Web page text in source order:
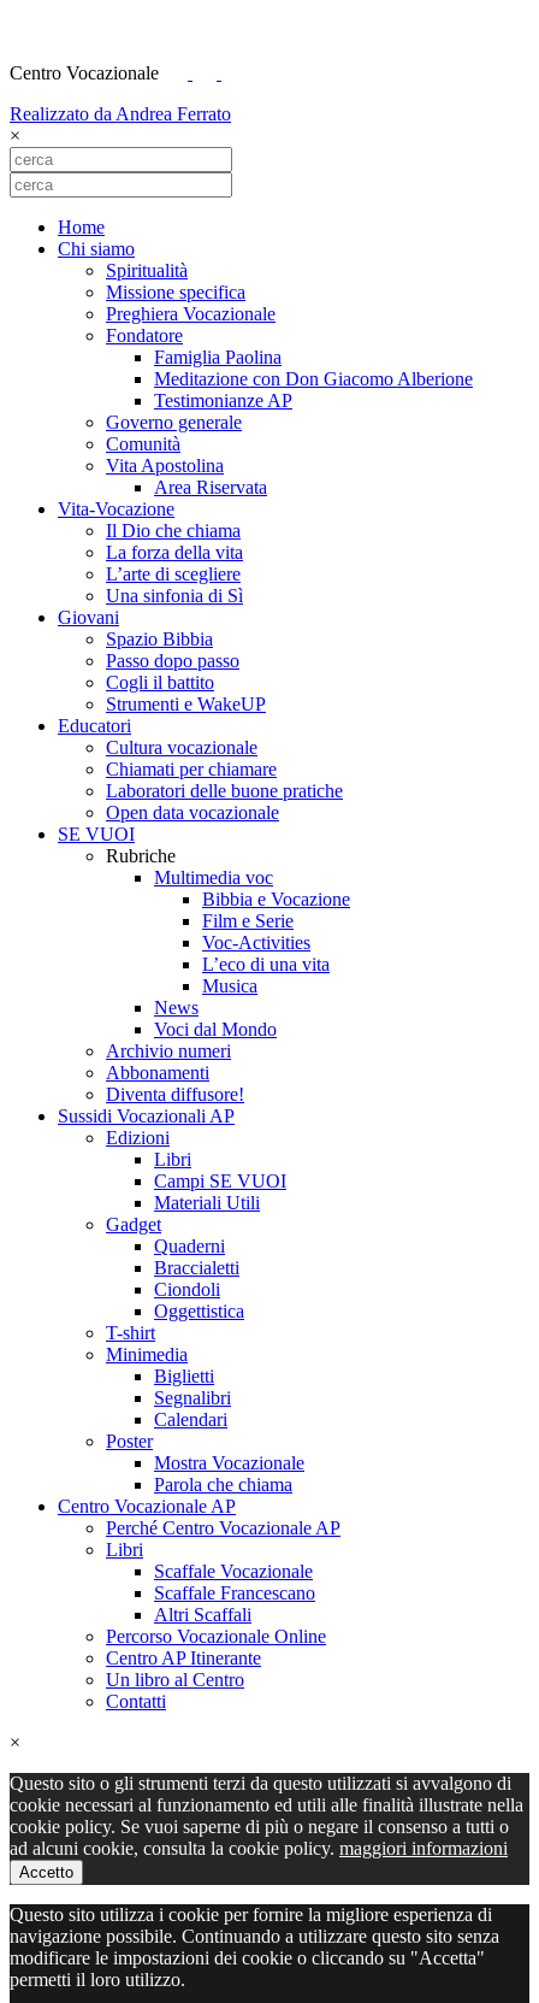
Centro Vocazionale
Realizzato da Andrea Ferrato
×
Home
Chi siamo
Spiritualità
Missione specifica
Preghiera Vocazionale
Fondatore
Famiglia Paolina
Meditazione con Don Giacomo Alberione
Testimonianze AP
Governo generale
Comunità
Vita Apostolina
Area Riservata
Vita-Vocazione
Il Dio che chiama
La forza della vita
L’arte di scegliere
Una sinfonia di Sì
Giovani
Spazio Bibbia
Passo dopo passo
Cogli il battito
Strumenti e WakeUP
Educatori
Cultura vocazionale
Chiamati per chiamare
Laboratori delle buone pratiche
Open data vocazionale
SE VUOI
Rubriche
Multimedia voc
Bibbia e Vocazione
Film e Serie
Voc-Activities
L’eco di una vita
Musica
News
Voci dal Mondo
Archivio numeri
Abbonamenti
Diventa diffusore!
Sussidi Vocazionali AP
Edizioni
Libri
Campi SE VUOI
Materiali Utili
Gadget
Quaderni
Braccialetti
Ciondoli
Oggettistica
T-shirt
Minimedia
Biglietti
Segnalibri
Calendari
Poster
Mostra Vocazionale
Parola che chiama
Centro Vocazionale AP
Perché Centro Vocazionale AP
Libri
Scaffale Vocazionale
Scaffale Francescano
Altri Scaffali
Percorso Vocazionale Online
Centro AP Itinerante
Un libro al Centro
Contatti
×
Questo sito o gli strumenti terzi da questo utilizzati si avvalgono di
cookie necessari al funzionamento ed utili alle finalità illustrate nella
cookie policy. Se vuoi saperne di più o negare il consenso a tutti o
ad alcuni cookie, consulta la cookie policy. maggiori informazioni
Accetto
Questo sito utilizza i cookie per fornire la migliore esperienza di
navigazione possibile. Continuando a utilizzare questo sito senza
modificare le impostazioni dei cookie o cliccando su "Accetta"
permetti il loro utilizzo.